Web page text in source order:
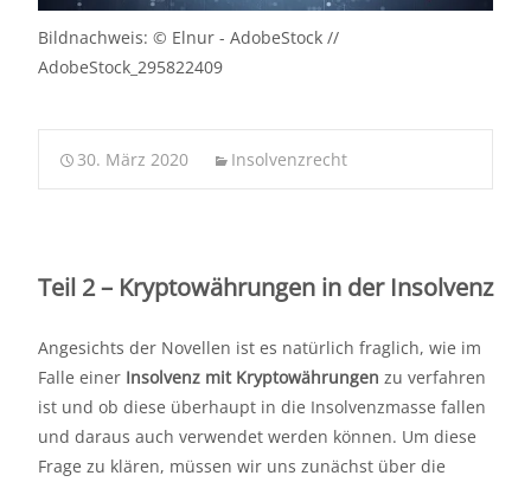
Bildnachweis: © Elnur - AdobeStock //
AdobeStock_295822409
30. März 2020 Insolvenzrecht
Teil 2 – Kryptowährungen in der Insolvenz
Angesichts der Novellen ist es natürlich fraglich, wie im
Falle einer Insolvenz mit Kryptowährungen zu verfahren
ist und ob diese überhaupt in die Insolvenzmasse fallen
und daraus auch verwendet werden können. Um diese
Frage zu klären, müssen wir uns zunächst über die